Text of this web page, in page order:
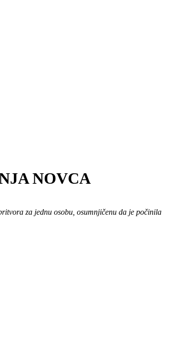
NOVCA
za jednu osobu, osumnjičenu da je počinila